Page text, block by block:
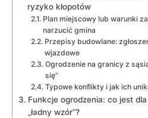
ryzyko kłopotów
Plan miejscowy lub warunki
narzucić gmina
Przepisy budowlane:
wjazdowe
Ogrodzenie na granicy z
się”
Typowe konflikty i jak ich
Funkcje ogrodzenia: co jest
„ładny wzór”?